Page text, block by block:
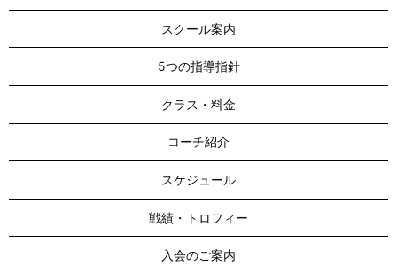
スクール案内
5つの指導指針
クラス・料金
コーチ紹介
スケジュール
戦績・トロフィー
入会のご案内